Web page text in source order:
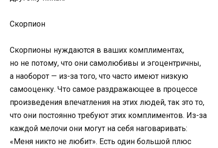
Скорпион
Скорпионы нуждаются в ваших комплиментах,
но не потому, что они самолюбивы и эгоцентричны,
а наоборот — из-за того, что часто имеют низкую
самооценку. Что самое раздражающее в процессе
произведения впечатления на этих людей, так это то,
что они постоянно требуют этих комплиментов. Из-за
каждой мелочи они могут на себя наговаривать:
«Меня никто не любит». Есть один большой плюс